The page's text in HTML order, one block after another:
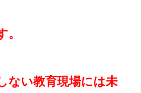
ない教育現場には未